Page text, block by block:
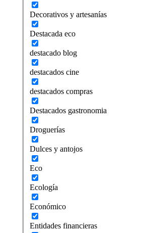
Decorativos y artesanías
Destacada eco
destacado blog
destacados cine
destacados compras
Destacados gastronomia
Droguerías
Dulces y antojos
Eco
Ecología
Económico
Entidades financieras